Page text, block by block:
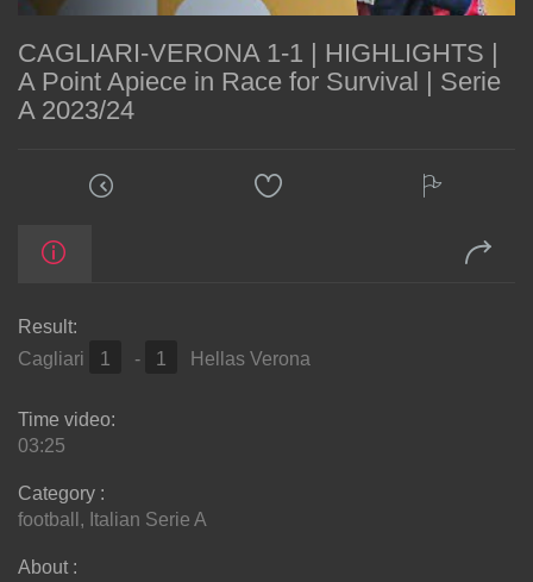
CAGLIARI-VERONA 1-1 | HIGHLIGHTS |
A Point Apiece in Race for Survival | Serie
A 2023/24
Result:
Cagliari
1 - 1 Hellas Verona
Time video:
03:25
Category :
football , Italian Serie A
About :